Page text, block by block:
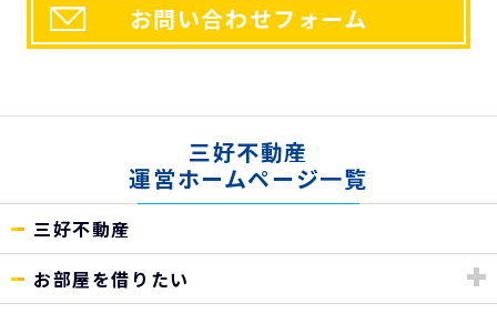
【個人情報お客様相談窓口】
〒810-0054 福岡市中央区今川1丁目1-1
株式会社三好不動産 本社総務部
お問い合わせフォーム
三好不動産
運営ホームページ一覧
三好不動産
お部屋を借りたい